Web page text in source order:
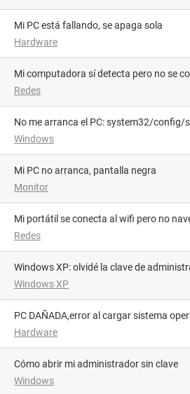
Mi PC está fallando, se apaga sola
Hardware
Mi computadora sí detecta pero no se
Redes
No me arranca el PC: system32/config/
Windows
Mi PC no arranca, pantalla negra
Monitor
Mi portátil se conecta al wifi pero no
Redes
Windows XP: olvidé la clave de
Windows XP
PC DAÑADA,error al cargar sistema
Hardware
Cómo abrir mi administrador sin clave
Windows